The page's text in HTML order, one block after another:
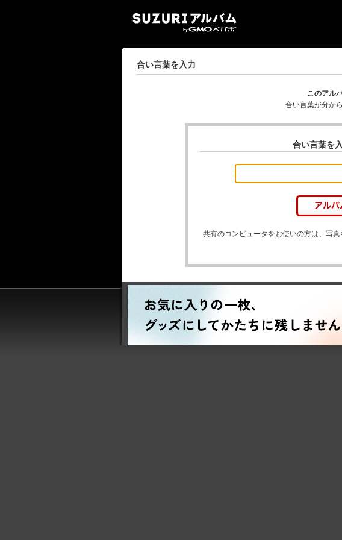
合い言葉を入力
このアル
合い言葉が分か
合い言葉を
共有のコンピュータをお使いの方は、写